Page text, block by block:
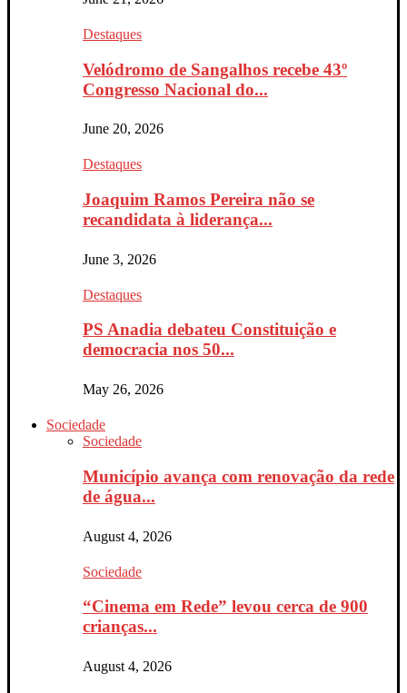
Destaques
Velódromo de Sangalhos recebe 43º
Congresso Nacional do...
June 20, 2026
Destaques
Joaquim Ramos Pereira não se
recandidata à liderança...
June 3, 2026
Destaques
PS Anadia debateu Constituição e
democracia nos 50...
May 26, 2026
Sociedade
Sociedade
Município avança com renovação da rede
de água...
August 4, 2026
Sociedade
“Cinema em Rede” levou cerca de 900
crianças...
August 4, 2026